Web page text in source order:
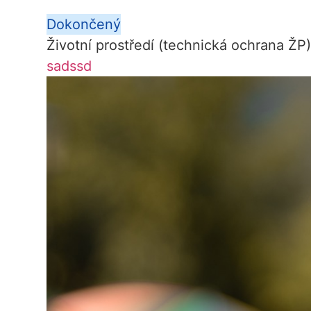
Dokončený
Životní prostředí (technická ochrana ŽP)
sadssd